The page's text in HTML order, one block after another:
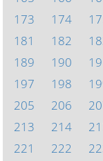
173
174
181
182
189
190
197
198
205
206
213
214
221
222